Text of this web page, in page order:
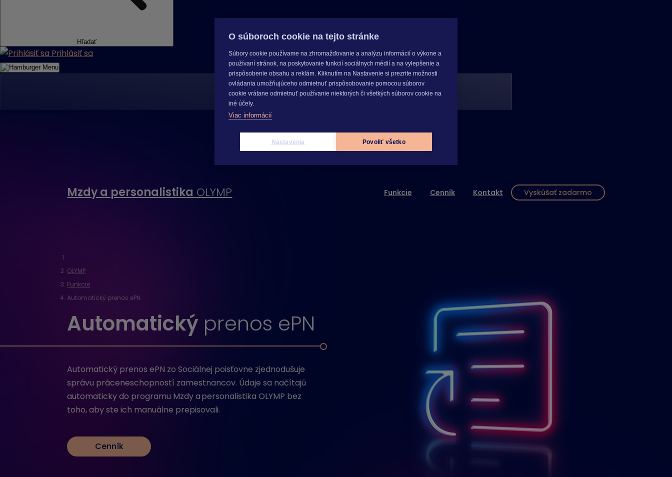
Hľadať
Prihlásiť sa
Menu
Mzdy a personalistika OLYMP Funkcie Cenník Kontakt Vyskúšať zadarmo
OLYMP
Funkcie
Automatický prenos ePN
Automatický prenos ePN
Automatický prenos ePN zo Sociálnej poisťovne zjednodušuje
správu práceneschopností zamestnancov. Údaje sa načítajú
automaticky do programu Mzdy a personalistika OLYMP bez
toho, aby ste ich manuálne prepisovali.
Cenník
O súboroch cookie na tejto stránke
Súbory cookie používame na zhromažďovanie a analýzu informácií o výkone a
používaní stránok, na poskytovanie funkcií sociálnych médií a na vylepšenie a
prispôsobenie obsahu a reklám. Kliknutím na Nastavenie si prezrite možnosti
ovládania umožňujúceho odmietnuť prispôsobovanie pomocou súborov
cookie vrátane odmietnuť používanie niektorých či všetkých súborov cookie na
iné účely.
Viac informácií
Nastavenia Povoliť všetko